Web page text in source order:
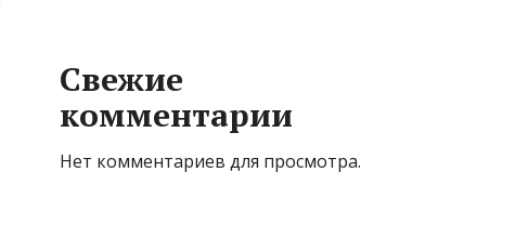
Свежие
комментарии
Нет комментариев для просмотра.